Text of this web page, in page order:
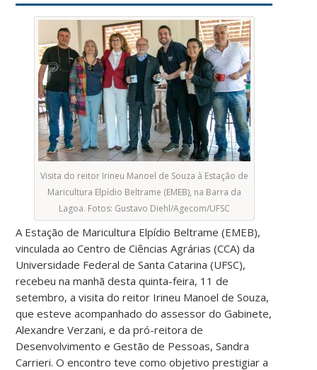
Visita do reitor Irineu Manoel de Souza à Estação de
Maricultura Elpídio Beltrame (EMEB), na Barra da
Lagoa. Fotos: Gustavo Diehl/Agecom/UFSC
A Estação de Maricultura Elpídio Beltrame (EMEB),
vinculada ao Centro de Ciências Agrárias (CCA) da
Universidade Federal de Santa Catarina (UFSC),
recebeu na manhã desta quinta-feira, 11 de
setembro, a visita do reitor Irineu Manoel de Souza,
que esteve acompanhado do assessor do Gabinete,
Alexandre Verzani, e da pró-reitora de
Desenvolvimento e Gestão de Pessoas, Sandra
Carrieri. O encontro teve como objetivo prestigiar a